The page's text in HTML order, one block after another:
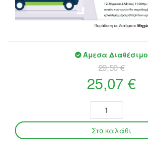
Άμεσα Διαθέσιμο
29,50 €
25,07 €